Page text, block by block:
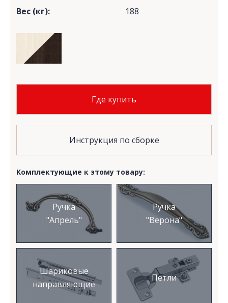
Вес (кг): 188
Комплектующие к этому товару:
Ручка
"Апрель"
Ручка
"Верона"
Шариковые
направляющие
Петли
Где купить
Инструкция по сборке